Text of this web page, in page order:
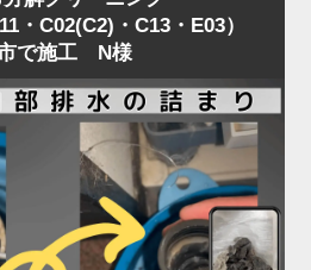
・C02(C2)・C13・E03）
で施工 N様